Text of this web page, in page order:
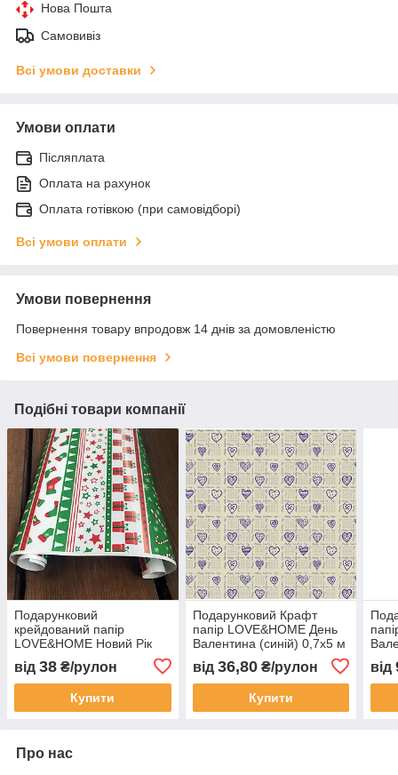
Нова Пошта
Самовивіз
Всі умови доставки
Умови оплати
Післяплата
Оплата на рахунок
Оплата готівкою (при самовідборі)
Всі умови оплати
Умови повернення
Повернення товару впродовж 14 днів за домовленістю
Всі умови повернення
Подібні товари компанії
Подарунковий
крейдований папір
LOVE&HOME Новий Рік
(1PAPPR123)
від 38 ₴/рулон
Купити
Подарунковий Крафт
папір LOVE&HOME День
Валентина (синій) 0,7х5 м
від 36,80₴/рулон
Купити
від
Про нас